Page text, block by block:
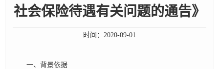
社会保险待遇有关问题的通告》
时间： 2020-09-01
一、背景依据